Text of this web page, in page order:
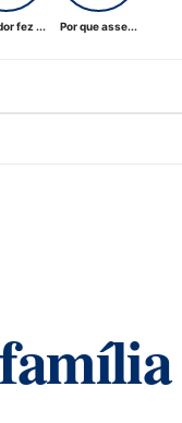
fez ... Por que asse...